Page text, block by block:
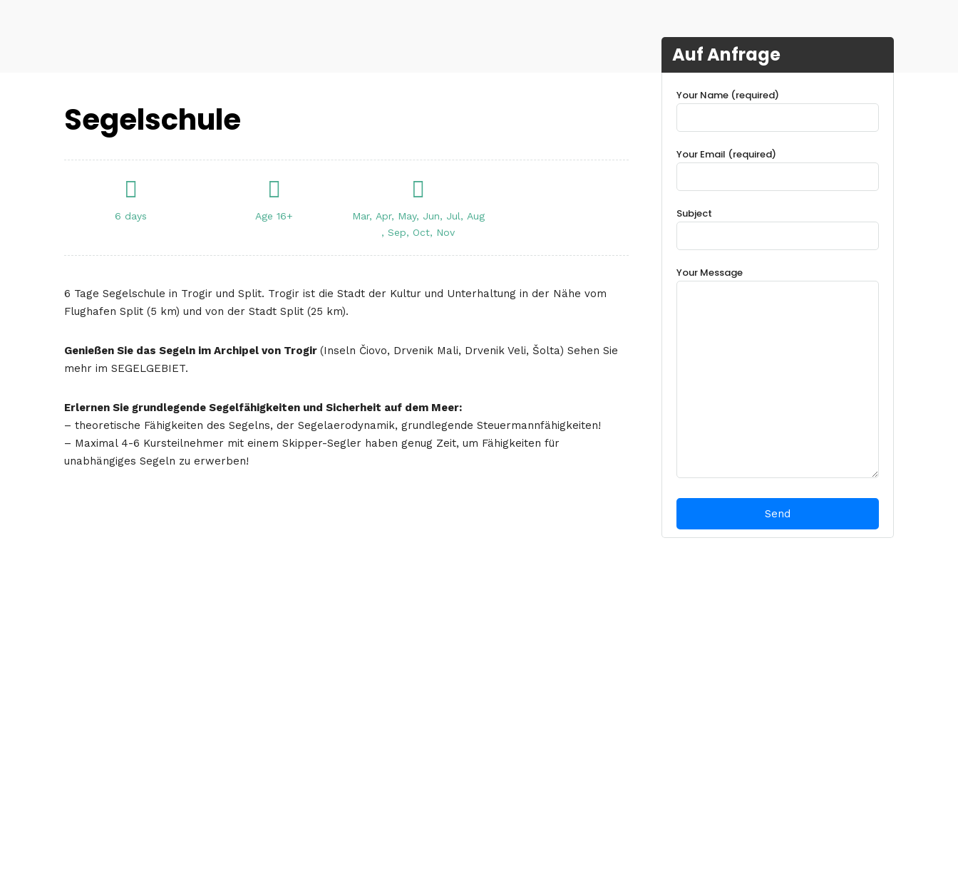
Auf Anfrage
Your Name (required)
Your Email (required)
Subject
Your Message
Segelschule
6 days Age 16+
Mar, Apr, May, Jun, Jul, Aug
, Sep, Oct, Nov
6 Tage Segelschule in Trogir und Split. Trogir ist die Stadt der Kultur und Unterhaltung in der Nähe vom
Flughafen Split (5 km) und von der Stadt Split (25 km).
Genießen Sie das Segeln im Archipel von Trogir (Inseln Čiovo, Drvenik Mali, Drvenik Veli, Šolta) Sehen Sie
mehr im SEGELGEBIET.
Erlernen Sie grundlegende Segelfähigkeiten und Sicherheit auf dem Meer:
– theoretische Fähigkeiten des Segelns, der Segelaerodynamik, grundlegende Steuermannfähigkeiten!
– Maximal 4-6 Kursteilnehmer mit einem Skipper-Segler haben genug Zeit, um Fähigkeiten für
unabhängiges Segeln zu erwerben!